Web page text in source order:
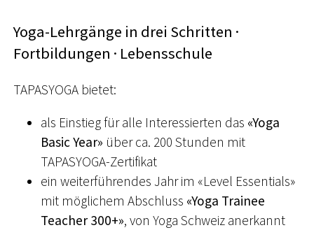
Yoga-Lehrgänge in drei Schritten ·
Fortbildungen · Lebensschule
TAPASYOGA bietet:
als Einstieg für alle Interessierten das «Yoga
Basic Year» über ca. 200 Stunden mit
TAPASYOGA-Zertifikat
ein weiterführendes Jahr im «Level Essentials»
mit möglichem Abschluss «Yoga Trainee
Teacher 300+», von Yoga Schweiz anerkannt